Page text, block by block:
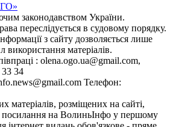
законодавством України.
переслідується в судовому порядку.
з сайту дозволяється лише
матеріалів.
: olena.ogo.ua@gmail.com,
34
Телефон:
матеріалів, розміщених на сайті,
посилання на ВолиньІнфо у першому